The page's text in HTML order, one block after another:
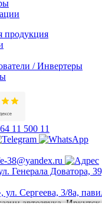
продукция
/ Инвертеры
11 500 11
38@yandex.ru
Генерала Доватора,
ул. Сергеева, 3/8а,